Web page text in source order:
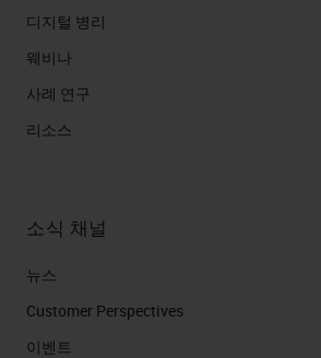
디지털 병리
웨비나
사례 연구
리소스
소식 채널
뉴스
Customer Perspectives​
이벤트